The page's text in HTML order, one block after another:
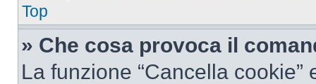
Top
» Che cosa provoca il
La funzione “Cancella